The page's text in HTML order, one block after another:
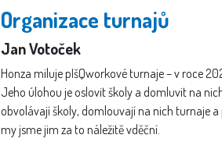
Organizace turnajů
Jan Votoček
Honza miluje pIšQworkové turnaje – v roce
Jeho úlohou je oslovit školy a domluvit na
obvolávají školy, domlouvají na nich turnaje
my jsme jim za to náležitě vděční.